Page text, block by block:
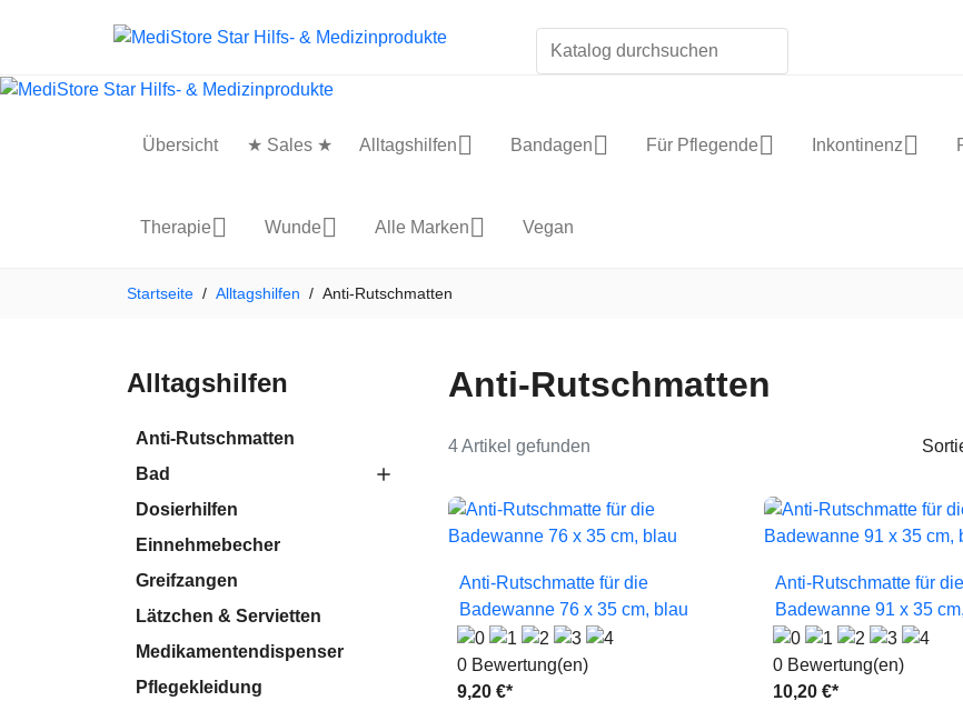
Übersicht ★ Sales ★ Alltagshilfen Bandagen Für Pflegende Inkontinenz
Therapie Wunde Alle Marken Vegan
Startseite Alltagshilfen Anti-Rutschmatten
Alltagshilfen
Anti-Rutschmatten
Bad
Dosierhilfen
Einnehmebecher
Greifzangen
Lätzchen & Servietten
Medikamentendispenser
Pflegekleidung
Anti-Rutschmatten
4 Artikel gefunden
 Vorschau
Anti-Rutschmatte für die
Badewanne 76 x 35 cm, blau
0 Bewertung(en)
9,20 €*
 Vorschau
Anti-Rutschmatte für die
Badewanne 91 x 35
0 Bewertung(en)
10,20 €*